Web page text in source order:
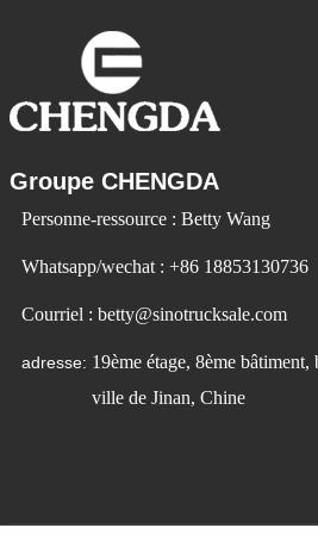
Groupe CHENGDA
Personne-ressource : Betty Wang
Whatsapp/wechat : +86 18853130736
Courriel : betty@sinotrucksale.com
adresse: 19ème étage, 8ème bâtiment,
ville de Jinan, Chine